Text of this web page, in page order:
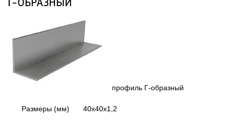
Г-ОБРАЗНЫЙ
профиль Г-образный
Размеры (мм)
40x40x1,2